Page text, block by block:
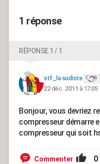
1 réponse
RÉPONSE 1 / 1
stf_la sudiste
22 déc. 2011 à 17:05
Bonjour, vous devriez
compresseur démarre
compresseur qui soit
Commenter 0